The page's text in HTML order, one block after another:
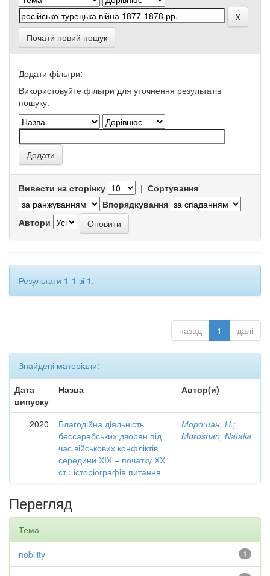
Почати новий пошук
Додати фільтри:
Використовуйте фільтри для уточнення результатів
пошуку.
Вивести на сторінку | Сортування
Впорядкування
Автори
Результати 1-1 зі 1.
назад 1 далі
Знайдені матеріали:
Дата
випуску
Назва Автор(и)
2020
Благодійна діяльність
бессарабських дворян під
час військових конфліктів
середини ХІХ – початку ХХ
ст.: історіографія питання
Морошан, Н.;
Moroshan, Natalia
Перегляд
Тема
1
nobility